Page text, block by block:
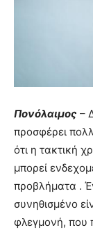
Πονόλαιμος –
προσφέρει
ότι η τακτική
μπορεί
προβλήματα .
συνηθισμένο
φλεγμονή, που